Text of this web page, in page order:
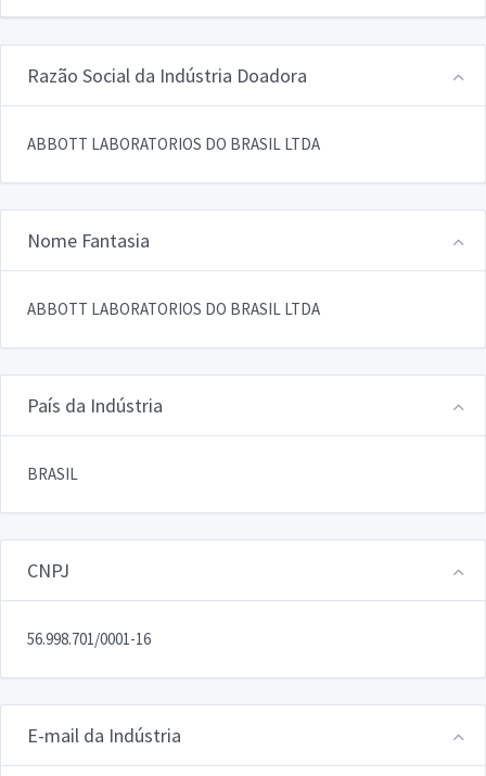
Razão Social da Indústria Doadora
ABBOTT LABORATORIOS DO BRASIL LTDA
Nome Fantasia
ABBOTT LABORATORIOS DO BRASIL LTDA
País da Indústria
BRASIL
CNPJ
56.998.701/0001-16
E-mail da Indústria